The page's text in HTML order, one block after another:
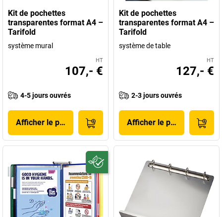
Kit de pochettes
transparentes format A4 –
Tarifold
système mural
HT
107,- €
4-5 jours ouvrés
Afficher le produit
Kit de pochettes
transparentes format A4 –
Tarifold
système de table
HT
127,- €
2-3 jours ouvrés
Afficher le produit